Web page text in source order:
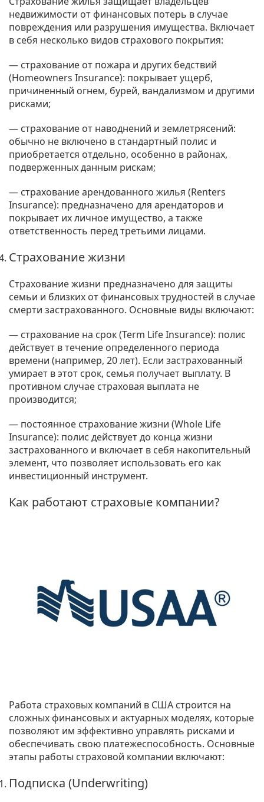
недвижимости от финансовых потерь в случае
повреждения или разрушения имущества. Включает
в себя несколько видов страхового покрытия:
— страхование от пожара и других бедствий
(Homeowners Insurance): покрывает ущерб,
причиненный огнем, бурей, вандализмом и другими
рисками;
— страхование от наводнений и землетрясений:
обычно не включено в стандартный полис и
приобретается отдельно, особенно в районах,
подверженных данным рискам;
— страхование арендованного жилья (Renters
Insurance): предназначено для арендаторов и
покрывает их личное имущество, а также
ответственность перед третьими лицами.
Страхование жизни
Страхование жизни предназначено для защиты
семьи и близких от финансовых трудностей в случае
смерти застрахованного. Основные виды включают:
— страхование на срок (Term Life Insurance): полис
действует в течение определенного периода
времени (например, 20 лет). Если застрахованный
умирает в этот срок, семья получает выплату. В
противном случае страховая выплата не
производится;
— постоянное страхование жизни (Whole Life
Insurance): полис действует до конца жизни
застрахованного и включает в себя накопительный
элемент, что позволяет использовать его как
инвестиционный инструмент.
Как работают страховые компании?
Работа страховых компаний в США строится на
сложных финансовых и актуарных моделях, которые
позволяют им эффективно управлять рисками и
обеспечивать свою платежеспособность. Основные
этапы работы страховой компании включают:
Подписка (Underwriting)